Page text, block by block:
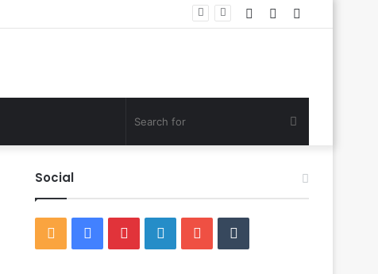
Random
Log
Search
Social
FacebookPinterestLinkedInYouTube